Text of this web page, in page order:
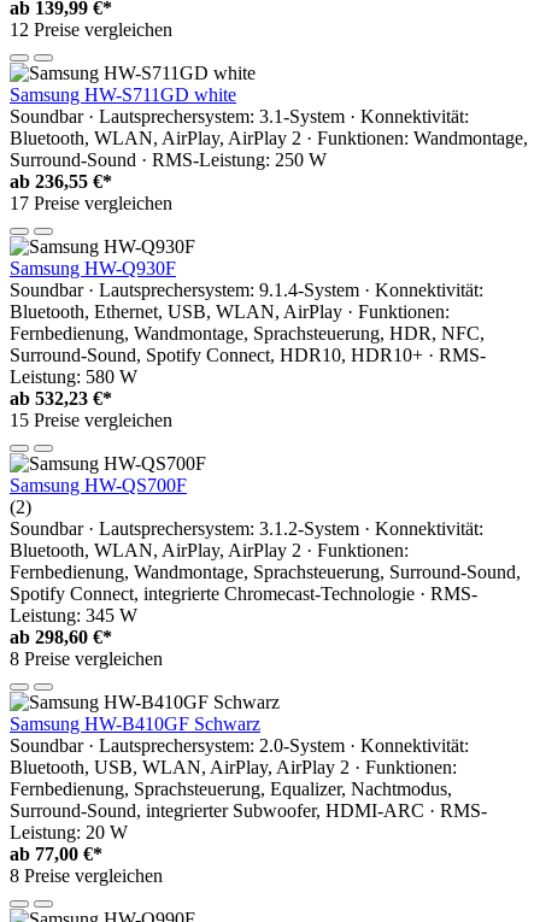
ab 139,99 €*
12 Preise vergleichen
Samsung HW-S711GD white
Soundbar · Lautsprechersystem: 3.1-System · Konnektivität:
Bluetooth, WLAN, AirPlay, AirPlay 2 · Funktionen: Wandmontage,
Surround-Sound · RMS-Leistung: 250 W
ab 236,55 €*
17 Preise vergleichen
Samsung HW-Q930F
Soundbar · Lautsprechersystem: 9.1.4-System · Konnektivität:
Bluetooth, Ethernet, USB, WLAN, AirPlay · Funktionen:
Fernbedienung, Wandmontage, Sprachsteuerung, HDR, NFC,
Surround-Sound, Spotify Connect, HDR10, HDR10+ · RMS-
Leistung: 580 W
ab 532,23 €*
15 Preise vergleichen
Samsung HW-QS700F
(2)
Soundbar · Lautsprechersystem: 3.1.2-System · Konnektivität:
Bluetooth, WLAN, AirPlay, AirPlay 2 · Funktionen:
Fernbedienung, Wandmontage, Sprachsteuerung, Surround-Sound,
Spotify Connect, integrierte Chromecast-Technologie · RMS-
Leistung: 345 W
ab 298,60 €*
8 Preise vergleichen
Samsung HW-B410GF Schwarz
Soundbar · Lautsprechersystem: 2.0-System · Konnektivität:
Bluetooth, USB, WLAN, AirPlay, AirPlay 2 · Funktionen:
Fernbedienung, Sprachsteuerung, Equalizer, Nachtmodus,
Surround-Sound, integrierter Subwoofer, HDMI-ARC · RMS-
Leistung: 20 W
ab 77,00 €*
8 Preise vergleichen